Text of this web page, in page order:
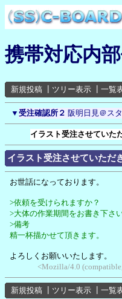
携帯対応内
新規投稿 ツリー表示 一覧
▼ 受注確認所２ 阪明日見＠ス
イラスト受注させていた
イラスト受注させていただ
お世話になっております。
>依頼を受けられます
>大体の作業期間をお書き下
>備考 1枚しか依頼
精一杯描かせて頂きます。
よろしくお願いいたします。
<Mozilla/4.0
新規投稿 ツリー表示 一覧